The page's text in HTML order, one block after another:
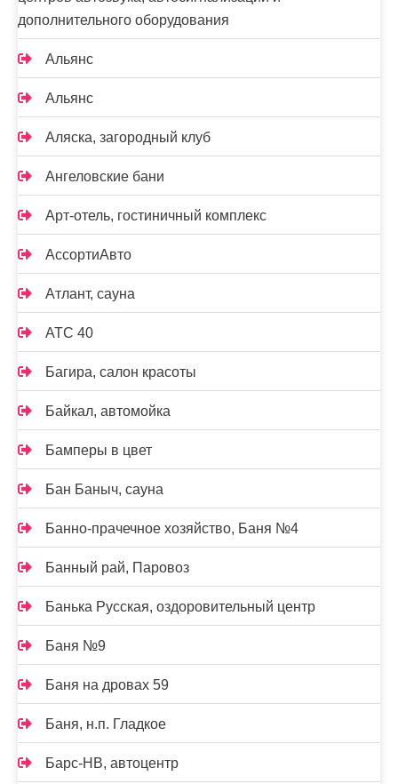
дополнительного оборудования
Альянс
Альянс
Аляска, загородный клуб
Ангеловские бани
Арт-отель, гостиничный комплекс
АссортиАвто
Атлант, сауна
АТС 40
Багира, салон красоты
Байкал, автомойка
Бамперы в цвет
Бан Баныч, сауна
Банно-прачечное хозяйство, Баня №4
Банный рай, Паровоз
Банька Русская, оздоровительный центр
Баня №9
Баня на дровах 59
Баня, н.п. Гладкое
Барс-НВ, автоцентр